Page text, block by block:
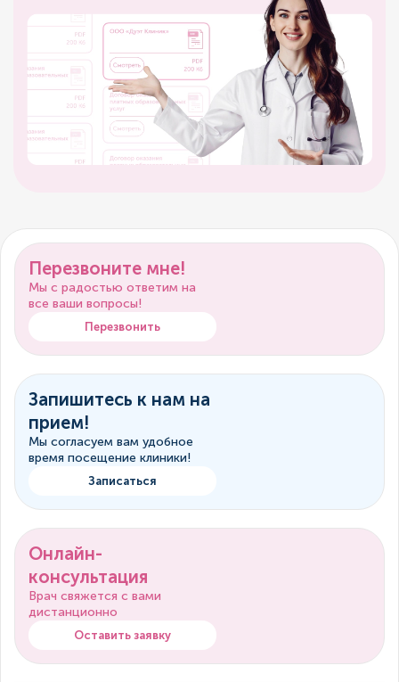
Перезвоните мне!
Мы с радостью ответим на
все ваши вопросы!
Перезвонить
Запишитесь к нам на
прием!
Мы согласуем вам удобное
время посещение клиники!
Записаться
Онлайн-
консультация
Врач свяжется с вами
дистанционно
Оставить заявку